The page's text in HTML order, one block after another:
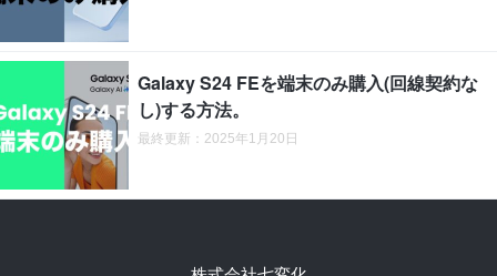
Galaxy S24 FEを端末のみ購入(回線契約な
し)する方法。
最終更新：2025年1月20日